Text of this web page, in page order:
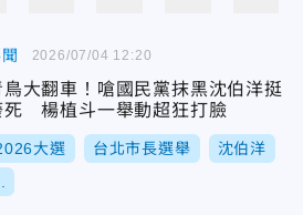
鳥大翻車！嗆國民黨抹黑沈伯洋挺
死 楊植斗一舉動超狂打臉
大選 台北市長選舉 沈伯洋
2026/07/04 12:20